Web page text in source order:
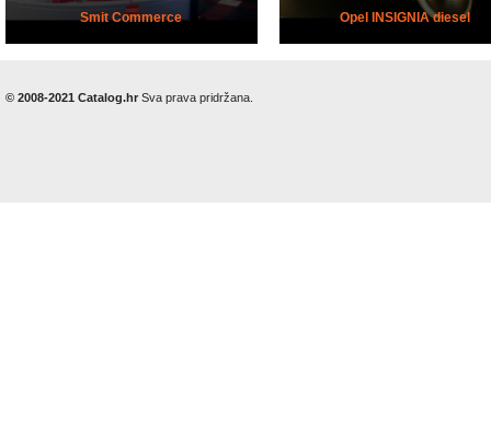
Smit Commerce Opel INSIGNIA diesel
© 2008-2021 Catalog.hr Sva prava pridržana.